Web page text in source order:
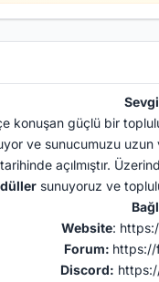
konuşan güçlü bir
ve sunucumuzu
açılmıştır.
sunuyoruz ve
Website:
Forum: https://
Discord: